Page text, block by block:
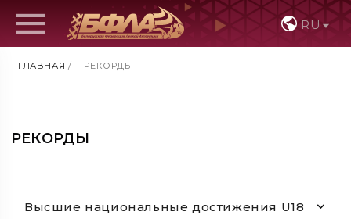
RU
ГЛАВНАЯ / РЕКОРДЫ
РЕКОРДЫ
Высшие национальные достижения U18